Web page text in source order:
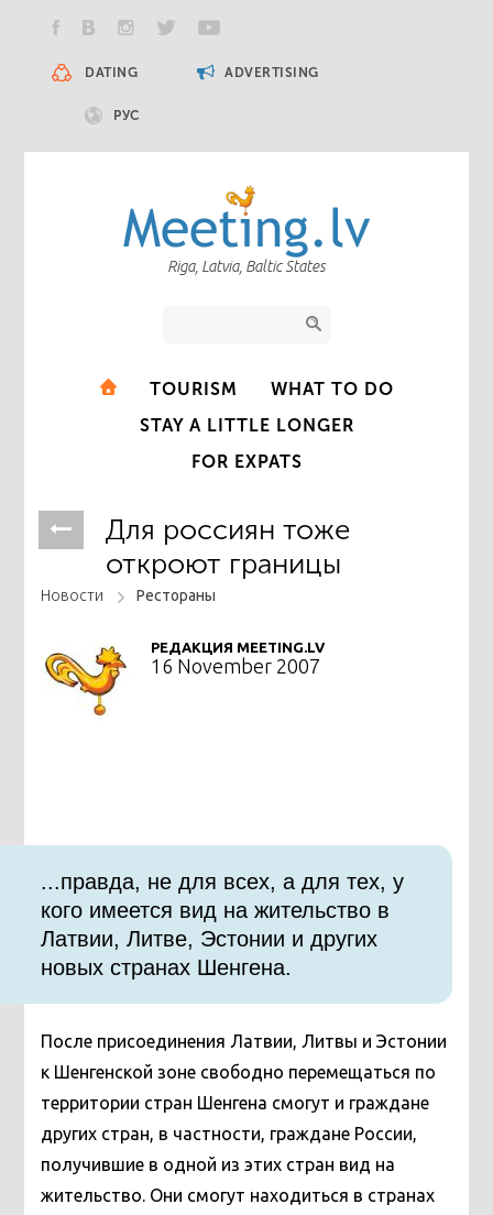
DATING ADVERTISING
РУС
Riga, Latvia, Baltic States
TOURISM
WHAT TO DO
STAY A LITTLE LONGER
FOR EXPATS
Для россиян тоже
откроют границы
Новости Рестораны
РЕДАКЦИЯ MEETING.LV
16 November 2007
...правда, не для всех, а для тех, у
кого имеется вид на жительство в
Латвии, Литве, Эстонии и других
новых странах Шенгена.
После присоединения Латвии, Литвы и Эстонии
к Шенгенской зоне свободно перемещаться по
территории стран Шенгена смогут и граждане
других стран, в частности, граждане России,
получившие в одной из этих стран вид на
жительство. Они смогут находиться в странах